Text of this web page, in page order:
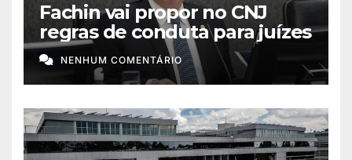
Fachin vai propor no CNJ
regras de conduta para juízes
NENHUM COMENTÁRIO